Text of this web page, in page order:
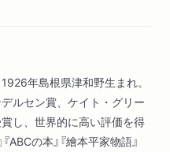
年島根県津和野生まれ。
ルセン賞、ケイト・グリー
し、世界的に高い評価を得
ABCの本』『繪本平家物語』